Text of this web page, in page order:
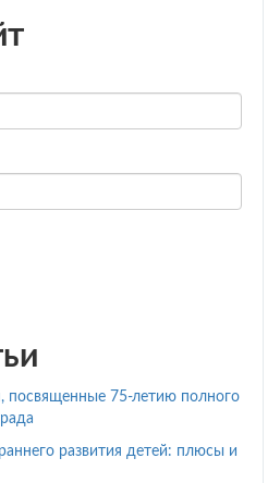
посвященные 75-летию полного
развития детей: плюсы и